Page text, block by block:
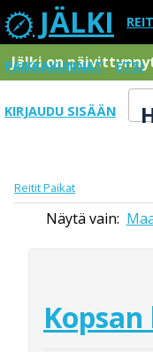
JÄLKI
PAIKKAKUNNAT ETSI
KIRJAUDU SISÄÄN
Jälki on
ReititPaikat
Näytä vain: